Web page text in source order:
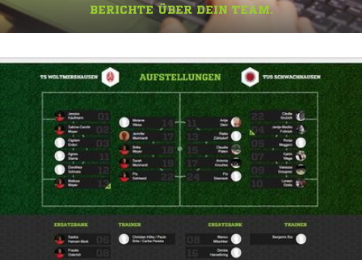
BERICHTE ÜBER DEIN TEAM.